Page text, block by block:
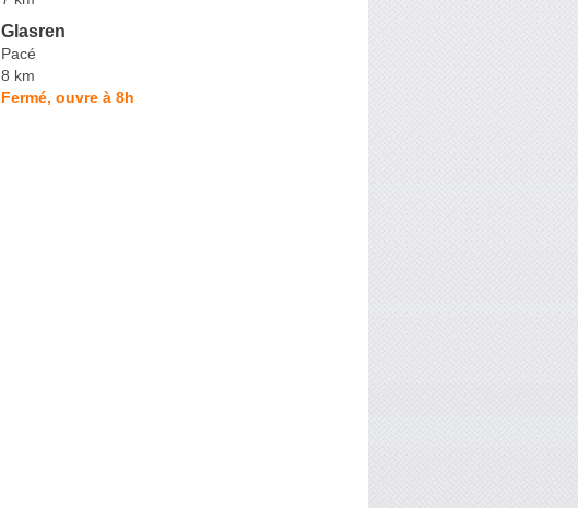
Glasren
Pacé
8 km
Fermé, ouvre à 8h